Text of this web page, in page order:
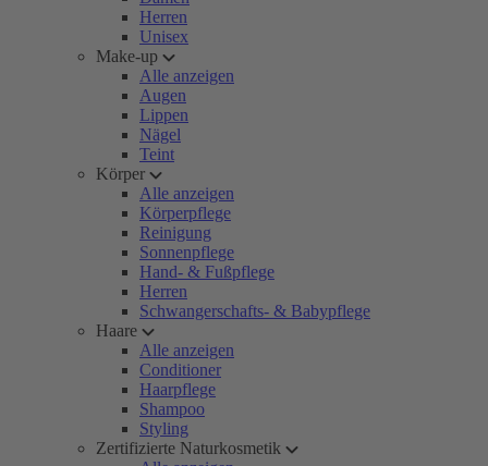
Herren
Unisex
Make-up
Alle anzeigen
Augen
Lippen
Nägel
Teint
Körper
Alle anzeigen
Körperpflege
Reinigung
Sonnenpflege
Hand- & Fußpflege
Herren
Schwangerschafts- & Babypflege
Haare
Alle anzeigen
Conditioner
Haarpflege
Shampoo
Styling
Zertifizierte Naturkosmetik